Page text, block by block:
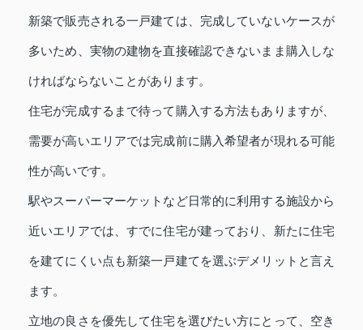
新築で販売される一戸建ては、完成していないケースが
多いため、実物の建物を直接確認できないまま購入しな
ければならないことがあります。
住宅が完成するまで待って購入する方法もありますが、
需要が高いエリアでは完成前に購入希望者が現れる可能
性が高いです。
駅やスーパーマーケットなど日常的に利用する施設から
近いエリアでは、すでに住宅が建っており、新たに住宅
を建てにくい点も新築一戸建てを選ぶデメリットと言え
ます。
立地の良さを優先して住宅を選びたい方にとって、空き